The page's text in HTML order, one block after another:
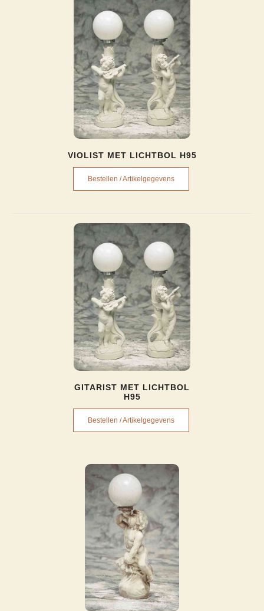
VIOLIST MET LICHTBOL H95
Bestellen / Artikelgegevens
GITARIST MET LICHTBOL
H95
Bestellen / Artikelgegevens